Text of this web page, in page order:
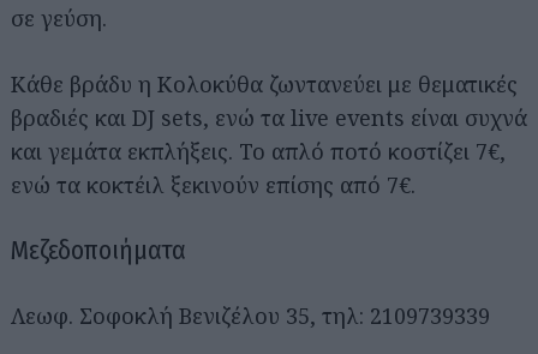
σε γεύση.
Κάθε βράδυ η Κολοκύθα ζωντανεύει με θεματικές
βραδιές και DJ sets, ενώ τα live events είναι συχνά
και γεμάτα εκπλήξεις. Το απλό ποτό κοστίζει 7€,
ενώ τα κοκτέιλ ξεκινούν επίσης από 7€.
Μεζεδοποιήματα
Λεωφ. Σοφοκλή Βενιζέλου 35, τηλ: 2109739339